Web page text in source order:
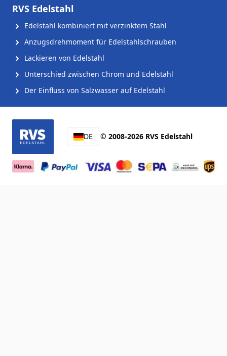
RVS Edelstahl
Edelstahl kombiniert mit verzinktem Stahl
Anzugsdrehmoment für Edelstahlschrauben
Lackieren von Edelstahl
Unterschied zwischen Chrom und Edelstahl
Der Einfluss von Salzwasser auf Edelstahl
DE © 2008-2026 RVS Edelstahl